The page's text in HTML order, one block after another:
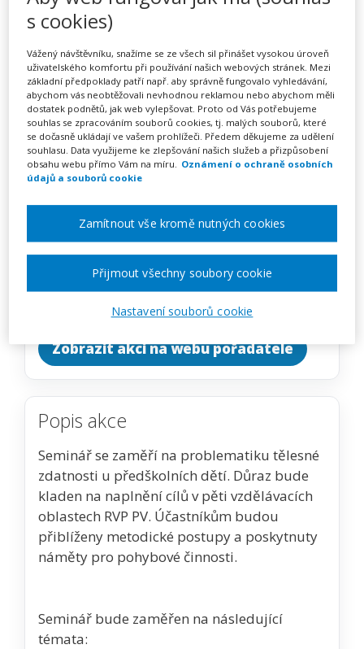
Zdravotní tělesná výchova v
mateřské škole (webinář)
PořádáZřetel, s.r.o.
TERMÍN
19. 11. 2026
ONLINE
Zobrazit akci na webu pořadatele
Popis akce
Seminář se zaměří na problematiku tělesné
zdatnosti u předškolních dětí. Důraz bude
kladen na naplnění cílů v pěti vzdělávacích
oblastech RVP PV. Účastníkům budou
přiblíženy metodické postupy a poskytnuty
náměty pro pohybové činnosti.
Seminář bude zaměřen na následující
témata:
s cookies)
Vážený návštěvníku, snažíme se ze všech sil přinášet vysokou úroveň
uživatelského komfortu při používání našich webových stránek. Mezi
základní předpoklady patří např. aby správně fungovalo vyhledávání,
abychom vás neobtěžovali nevhodnou reklamou nebo abychom měli
dostatek podnětů, jak web vylepšovat. Proto od Vás potřebujeme
souhlas se zpracováním souborů cookies, tj. malých souborů, které
se dočasně ukládají ve vašem prohlížeči. Předem děkujeme za udělení
souhlasu. Data využijeme ke zlepšování našich služeb a přizpůsobení
obsahu webu přímo Vám na míru. Oznámení o ochraně osobních
údajů a souborů cookie
Nastavení souborů cookie
Zamítnout vše kromě nutných cookies
Přijmout všechny soubory cookie